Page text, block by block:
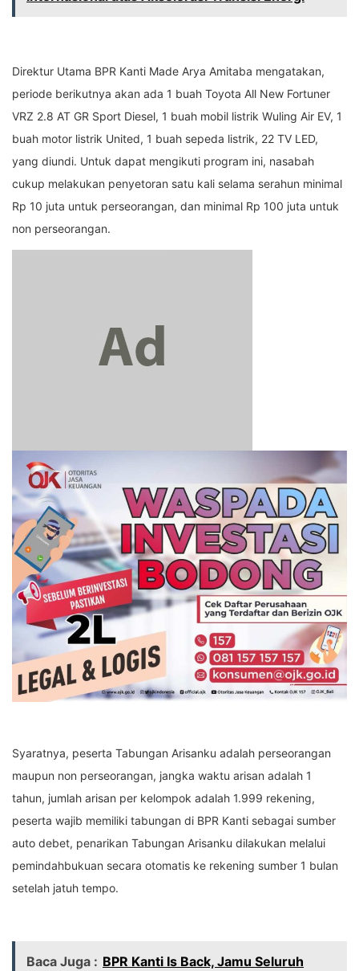
Direktur Utama BPR Kanti Made Arya Amitaba mengatakan,
periode berikutnya akan ada 1 buah Toyota All New Fortuner
VRZ 2.8 AT GR Sport Diesel, 1 buah mobil listrik Wuling Air EV, 1
buah motor listrik United, 1 buah sepeda listrik, 22 TV LED,
yang diundi. Untuk dapat mengikuti program ini, nasabah
cukup melakukan penyetoran satu kali selama serahun minimal
Rp 10 juta untuk perseorangan, dan minimal Rp 100 juta untuk
non perseorangan.
Syaratnya, peserta Tabungan Arisanku adalah perseorangan
maupun non perseorangan, jangka waktu arisan adalah 1
tahun, jumlah arisan per kelompok adalah 1.999 rekening,
peserta wajib memiliki tabungan di BPR Kanti sebagai sumber
auto debet, penarikan Tabungan Arisanku dilakukan melalui
pemindahbukuan secara otomatis ke rekening sumber 1 bulan
setelah jatuh tempo.
Baca Juga : BPR Kanti Is Back, Jamu Seluruh